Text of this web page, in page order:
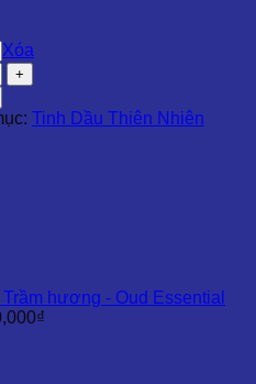
Xóa
Tinh Dầu Thiên Nhiên
hương - Oud Essential
₫